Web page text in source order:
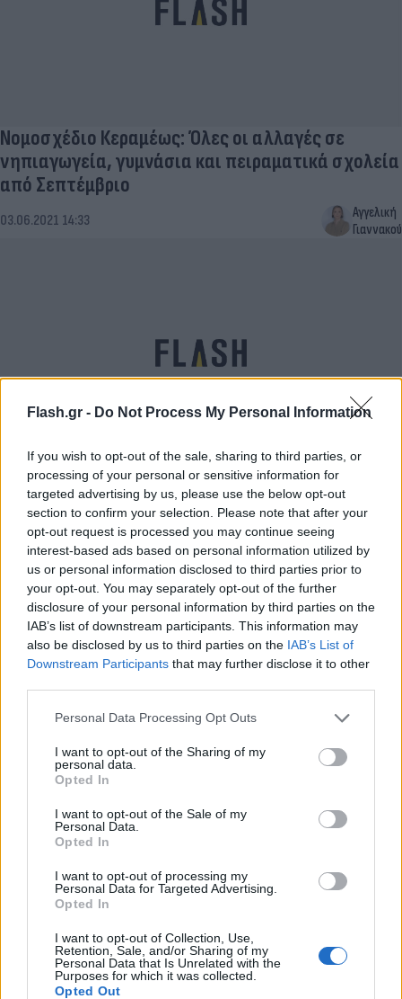
Flash.gr - Do Not Process My Personal Information
If you wish to opt-out of the sale, sharing to third parties, or
processing of your personal or sensitive information for
targeted advertising by us, please use the below opt-out
section to confirm your selection. Please note that after your
opt-out request is processed you may continue seeing
interest-based ads based on personal information utilized by
us or personal information disclosed to third parties prior to
your opt-out. You may separately opt-out of the further
disclosure of your personal information by third parties on the
IAB’s list of downstream participants. This information may
also be disclosed by us to third parties on the IAB’s List of
Downstream Participants that may further disclose it to other
Please note that this website/app uses one or more Google
not limited to your visit or usage behaviour. You may click to
grant or deny consent to Google and its third-party tags to
use your data for below specified purposes in below Google
consent section.
Personal Data Processing Opt Outs
I want to opt-out of the Sharing of my
personal data.
Opted In
I want to opt-out of the Sale of my
Personal Data.
Opted In
I want to opt-out of processing my
Personal Data for Targeted Advertising.
Opted In
I want to opt-out of Collection, Use,
Retention, Sale, and/or Sharing of my
Personal Data that Is Unrelated with the
Purposes for which it was collected.
Opted Out
Νομοσχέδιο Κεραμέως: Όλες οι αλλαγές σε
νηπιαγωγεία, γυμνάσια και πειραματικά σχολεία
από Σεπτέμβριο
03.06.2021 14:33
Αγγελική
Γιαννακού
Self test σχολεία: Επιστροφή των μαθητών σε
Νηπιαγωγεία, Δημοτικά και Γυμνάσια
10.05.2021 07:34
Κομνηνού
αποτέλεσμα για δημοτικά και γυμνάσια [vid]